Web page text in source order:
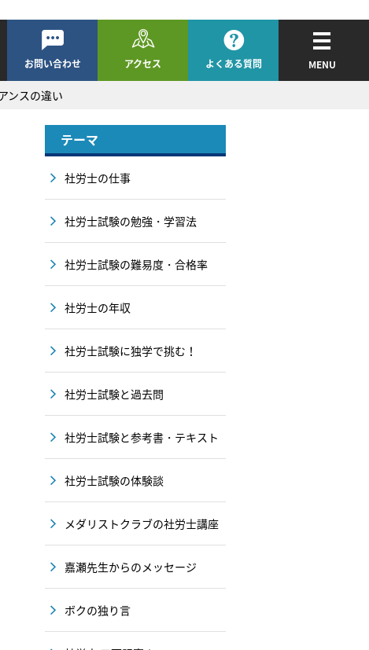
お問い合わせ アクセス よくある質問 MENU
ンスの違い
テーマ
社労士の仕事
社労士試験の勉強・学習法
社労士試験の難易度・合格率
社労士の年収
社労士試験に独学で挑む！
社労士試験と過去問
社労士試験と参考書・テキスト
社労士試験の体験談
メダリストクラブの社労士講座
嘉瀬先生からのメッセージ
ボクの独り言